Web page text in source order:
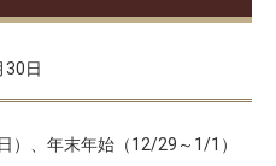
30日
）、年末年始（12/29～1/1）